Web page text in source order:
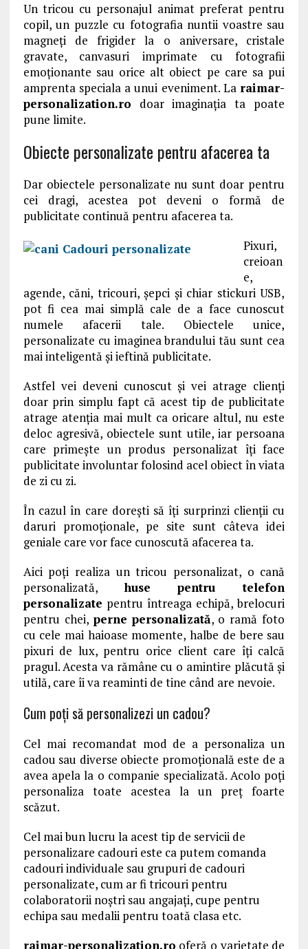
Un tricou cu personajul animat preferat pentru
copil, un puzzle cu fotografia nuntii voastre sau
magneți de frigider la o aniversare, cristale
gravate, canvasuri imprimate cu fotografii
emoționante sau orice alt obiect pe care sa pui
amprenta speciala a unui eveniment. La raimar-
personalization.ro doar imaginaţia ta poate
pune limite.
Obiecte personalizate pentru afacerea ta
Dar obiectele personalizate nu sunt doar pentru
cei dragi, acestea pot deveni o formă de
publicitate continuă pentru afacerea ta.
Pixuri,
creioan
e,
agende, căni, tricouri, șepci și chiar stickuri USB,
pot fi cea mai simplă cale de a face cunoscut
numele afacerii tale. Obiectele unice,
personalizate cu imaginea brandului tău sunt cea
mai inteligentă și ieftină publicitate.
Astfel vei deveni cunoscut și vei atrage clienţi
doar prin simplu fapt că acest tip de publicitate
atrage atenţia mai mult ca oricare altul, nu este
deloc agresivă, obiectele sunt utile, iar persoana
care primeşte un produs personalizat îţi face
publicitate involuntar folosind acel obiect în viata
de zi cu zi.
În cazul în care doreşti să îţi surprinzi clienţii cu
daruri promoţionale, pe site sunt câteva idei
geniale care vor face cunoscută afacerea ta.
Aici poți realiza un tricou personalizat, o cană
personalizată,huse pentru telefon
personalizate pentru întreaga echipă, brelocuri
pentru chei, perne personalizată, o ramă foto
cu cele mai haioase momente, halbe de bere sau
pixuri de lux, pentru orice client care îți calcă
pragul. Acesta va rămâne cu o amintire plăcută și
utilă, care îi va reaminti de tine când are nevoie.
Cum poți să personalizezi un cadou?
Cel mai recomandat mod de a personaliza un
cadou sau diverse obiecte promoțională este de a
avea apela la o companie specializată. Acolo poți
personaliza toate acestea la un preț foarte
scăzut.
Cel mai bun lucru la acest tip de servicii de
personalizare cadouri este ca putem comanda
cadouri individuale sau grupuri de cadouri
personalizate, cum ar fi tricouri pentru
colaboratorii noștri sau angajați, cupe pentru
echipa sau medalii pentru toată clasa etc.
raimar-personalization.ro oferă o varietate de